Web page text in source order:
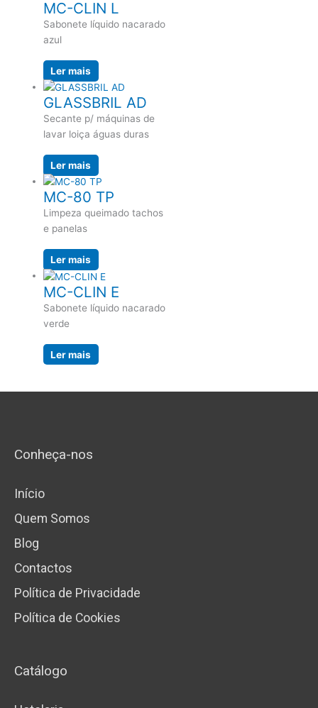
MC-CLIN L
Sabonete líquido nacarado
azul
Ler mais
GLASSBRIL AD
Secante p/ máquinas de
lavar loiça águas duras
Ler mais
MC-80 TP
Limpeza queimado tachos
e panelas
Ler mais
MC-CLIN E
Sabonete líquido nacarado
verde
Ler mais
Conheça-nos
Início
Quem Somos
Blog
Contactos
Política de Privacidade
Política de Cookies
Catálogo